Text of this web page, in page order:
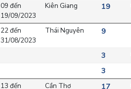
09 đến
19/09/2023
Kiên Giang 19
22 đến
31/08/2023
Thái Nguyên 9
3
3
13 đến
Cần Thơ 17